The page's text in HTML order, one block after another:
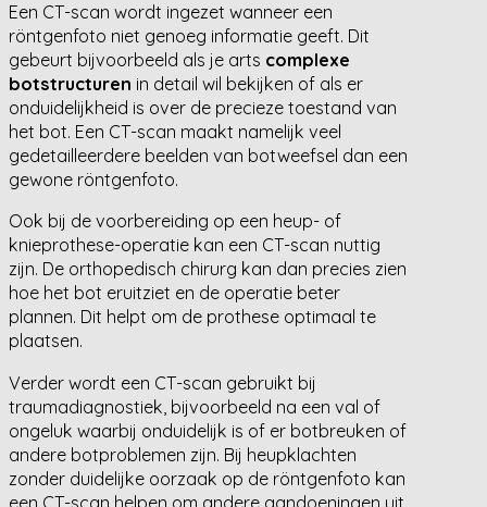
Een CT-scan wordt ingezet wanneer een
röntgenfoto niet genoeg informatie geeft. Dit
gebeurt bijvoorbeeld als je arts complexe
botstructuren in detail wil bekijken of als er
onduidelijkheid is over de precieze toestand van
het bot. Een CT-scan maakt namelijk veel
gedetailleerdere beelden van botweefsel dan een
gewone röntgenfoto.
Ook bij de voorbereiding op een heup- of
knieprothese-operatie kan een CT-scan nuttig
zijn. De orthopedisch chirurg kan dan precies zien
hoe het bot eruitziet en de operatie beter
plannen. Dit helpt om de prothese optimaal te
plaatsen.
Verder wordt een CT-scan gebruikt bij
traumadiagnostiek, bijvoorbeeld na een val of
ongeluk waarbij onduidelijk is of er botbreuken of
andere botproblemen zijn. Bij heupklachten
zonder duidelijke oorzaak op de röntgenfoto kan
een CT-scan helpen om andere aandoeningen uit